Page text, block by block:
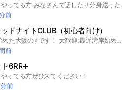
湾岸ミッドナイトやってる方 みなさんで話したり分身送ったりして 楽しみませんか？ 良かったらみなさんどうぞ〜 湾岸勢集まれ！ 年齢制限はありません！ 皆様の参加お待ちしてます
前
ドナイトCLUB（初心者向け）
主情報:最近湾岸始めた大阪の♀です！ 大歓迎:最近湾岸始めた方🔰 （↑関西の方ならなおよき） 純粋に湾岸好きの方でも大歓迎です！ みんなでわいわいお話したり 色んな情報共有できたらと 思ってます( *˙ω˙*)و ｸﾞｯ! ★チャットに入ったら トークにて簡単に自己紹介 お願いします( ՞ ᴗ ̫ ᴗ՞)" ★悪口、暴言禁止❌ ※尚、主は多忙によりお返事が 遅くなる場合もありますので あしからず(｡･Д･｡)ﾉ
前
6RR➕
ってる方ぜひ来てください！
前